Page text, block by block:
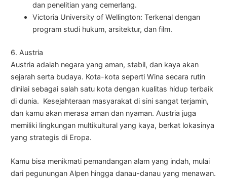
dan penelitian yang cemerlang.
Victoria University of Wellington: Terkenal dengan
program studi hukum, arsitektur, dan film.
6. Austria
Austria adalah negara yang aman, stabil, dan kaya akan
sejarah serta budaya. Kota-kota seperti Wina secara rutin
dinilai sebagai salah satu kota dengan kualitas hidup terbaik
di dunia. Kesejahteraan masyarakat di sini sangat terjamin,
dan kamu akan merasa aman dan nyaman. Austria juga
memiliki lingkungan multikultural yang kaya, berkat lokasinya
yang strategis di Eropa.
Kamu bisa menikmati pemandangan alam yang indah, mulai
dari pegunungan Alpen hingga danau-danau yang menawan.